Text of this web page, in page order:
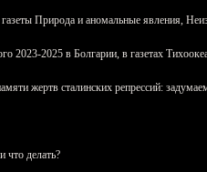
Природа и аномальные явления,
2023-2025 в Болгарии, в газетах
жертв сталинских репрессий:
что делать?